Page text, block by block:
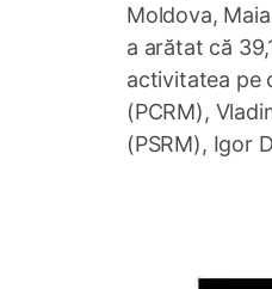
Moldova,
a arătat că
activitatea pe
(PCRM),
(PSRM), Igor